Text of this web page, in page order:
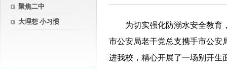
聚焦二中
大理想 小习惯
为切实强化防溺水安全教育
市公安局老干党总支携手市公安
进我校，精心开展了一场别开生